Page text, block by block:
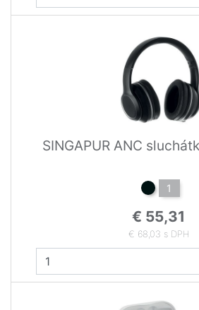
SINGAPUR ANC
1
€ 55,31
€ 68,03 s DPH